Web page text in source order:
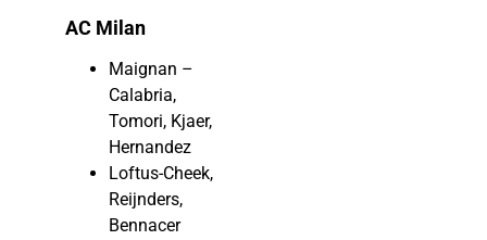
AC Milan
Maignan –
Calabria,
Tomori, Kjaer,
Hernandez
Loftus-Cheek,
Reijnders,
Bennacer